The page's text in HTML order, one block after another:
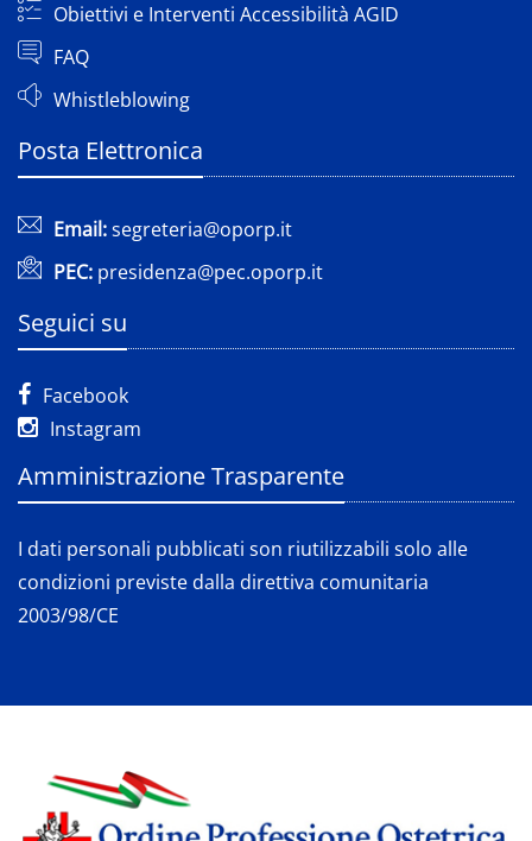
Obiettivi e Interventi Accessibilità AGID
FAQ
Whistleblowing
Posta Elettronica
Email:segreteria@oporp.it
PEC: presidenza@pec.oporp.it
Seguici su
Facebook
Instagram
Amministrazione Trasparente
I dati personali pubblicati son riutilizzabili solo alle
condizioni previste dalla direttiva comunitaria
2003/98/CE